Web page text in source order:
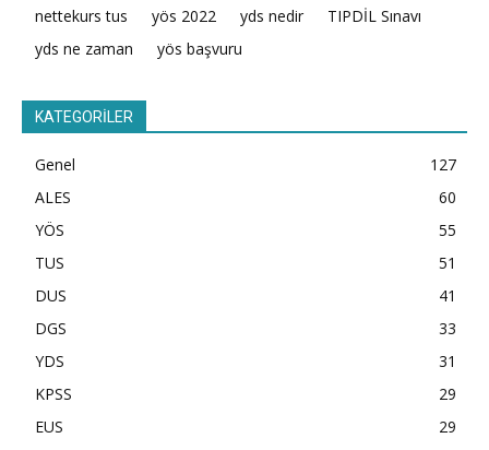
nettekurs tus
yös 2022 yds nedir
TIPDİL Sınavı
yds ne zaman
yös başvuru
KATEGORİLER
Genel
127
ALES
60
YÖS
55
TUS
51
DUS
41
DGS
33
YDS
31
KPSS
29
EUS
29